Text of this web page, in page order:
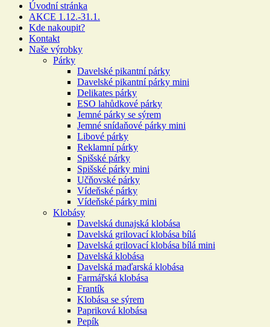
Úvodní stránka
AKCE 1.12.-31.1.
Kde nakoupit?
Kontakt
Naše výrobky
Párky
Davelské pikantní párky
Davelské pikantní párky mini
Delikates párky
ESO lahůdkové párky
Jemné párky se sýrem
Jemné snídaňové párky mini
Libové párky
Reklamní párky
Spišské párky
Spišské párky mini
Učňovské párky
Vídeňské párky
Vídeňské párky mini
Klobásy
Davelská dunajská klobása
Davelská grilovací klobása bílá
Davelská grilovací klobása bílá mini
Davelská klobása
Davelská maďarská klobása
Farmářská klobása
Frantík
Klobása se sýrem
Papriková klobása
Pepík